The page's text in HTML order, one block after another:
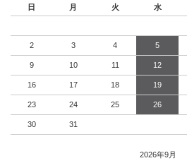
日 月 火 水
2 3 4 5
9 10 11 12
16 17 18 19
23 24 25 26
30 31
2026年9月